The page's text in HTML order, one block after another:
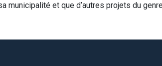
municipalité et que d’autres projets du